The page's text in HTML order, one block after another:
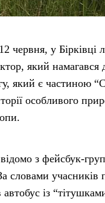
червня, у Бірківці
який намагався
який є частиною
особливого
з фейсбук-
словами учасників
автобус із